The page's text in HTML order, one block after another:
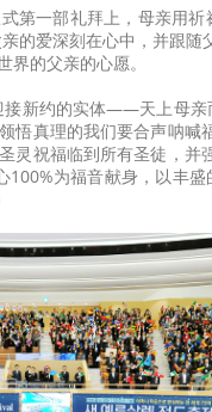
第一部礼拜上，母亲用
的爱深刻在心中，并跟随
的父亲的心愿。
接新约的实体——天上母亲
悟真理的我们要合声呐喊
灵祝福临到所有圣徒，并
为福音献身，以丰